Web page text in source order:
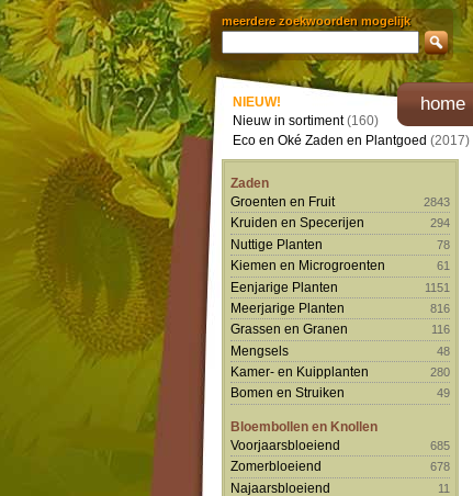
meerdere zoekwoorden mogelijk
home
NIEUW!
Nieuw in sortiment(160)
Eco en Oké Zaden en Plantgoed (2017)
Zaden
Groenten en Fruit
2843
Kruiden en Specerijen 294
Nuttige Planten 78
Kiemen en Microgroenten 61
Eenjarige Planten 1151
Meerjarige Planten 816
Grassen en Granen 116
Mengsels 48
Kamer- en Kuipplanten 280
Bomen en Struiken 49
Bloembollen en Knollen
Voorjaarsbloeiend
685
Zomerbloeiend 678
Najaarsbloeiend 11